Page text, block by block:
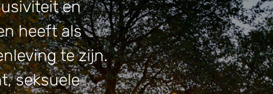
en
heeft als
te zijn.
seksuele